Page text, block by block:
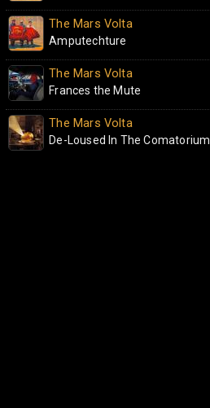
The Mars Volta
Amputechture
The Mars Volta
Frances the Mute
The Mars Volta
De-Loused In The Comatorium